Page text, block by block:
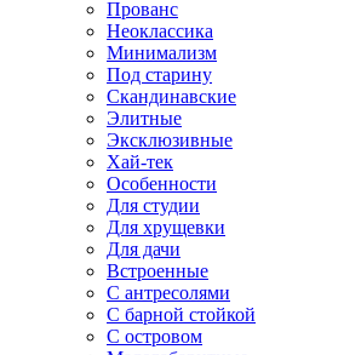
Прованс
Неоклассика
Минимализм
Под старину
Скандинавские
Элитные
Эксклюзивные
Хай-тек
Особенности
Для студии
Для хрущевки
Для дачи
Встроенные
С антресолями
С барной стойкой
С островом